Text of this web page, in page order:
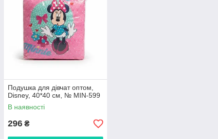
Подушка для дівчат оптом,
Disney, 40*40 см, № MIN-599
В наявності
296 ₴